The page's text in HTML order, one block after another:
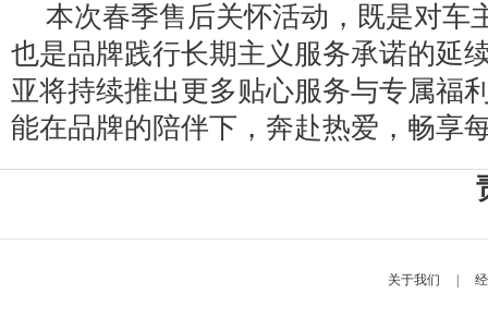
本次春季售后关怀活动，既是对车
也是品牌践行长期主义服务承诺的延
亚将持续推出更多贴心服务与专属福
能在品牌的陪伴下，奔赴热爱，畅享
关于我们